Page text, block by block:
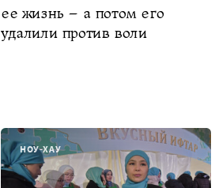
ее жизнь – а потом его
удалили против воли
НОУ-ХАУ